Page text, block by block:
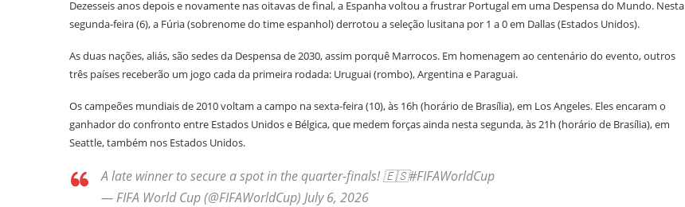
Dezesseis anos depois e novamente nas oitavas de final, a Espanha voltou a frustrar Portugal em uma Despensa do Mundo. Nesta
segunda-feira (6), a Fúria (sobrenome do time espanhol) derrotou a seleção lusitana por 1 a 0 em Dallas (Estados Unidos).
As duas nações, aliás, são sedes da Despensa de 2030, assim porquê Marrocos. Em homenagem ao centenário do evento, outros
três países receberão um jogo cada da primeira rodada: Uruguai (rombo), Argentina e Paraguai.
Os campeões mundiais de 2010 voltam a campo na sexta-feira (10), às 16h (horário de Brasília), em Los Angeles. Eles encaram o
ganhador do confronto entre Estados Unidos e Bélgica, que medem forças ainda nesta segunda, às 21h (horário de Brasília), em
Seattle, também nos Estados Unidos.
A late winner to secure a spot in the quarter-finals! 🇪🇸#FIFAWorldCup
— FIFA World Cup (@FIFAWorldCup) July 6, 2026